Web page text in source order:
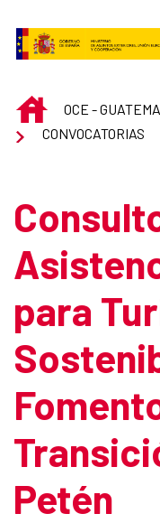
INICIO
OCE -
CONVOCATORIAS
para
Petén